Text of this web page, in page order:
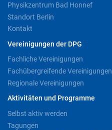
Physikzentrum Bad Honnef
Standort Berlin
Kontakt
Vereinigungen der DPG
Fachliche Vereinigungen
Fachübergreifende Vereinigungen
Regionale Vereinigungen
Aktivitäten und Programme
Selbst aktiv werden
Tagungen